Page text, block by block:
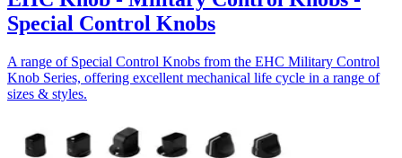
Special Control Knobs
A range of Special Control Knobs from the EHC Military Control
Knob Series, offering excellent mechanical life cycle in a range of
sizes & styles.